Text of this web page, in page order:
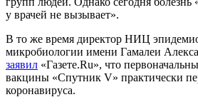
у врачей не вызывает».
В то же время директор НИЦ
микробиологии имени Гамалеи
заявил «Газете.Ru», что
вакцины «Спутник V» практически
коронавируса.